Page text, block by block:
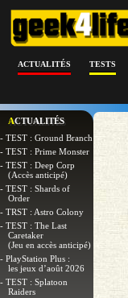
ACTUALITÉS TESTS
ACTUALITÉS
- TEST : Ground Branch
- TEST : Prime Monster
- TEST : Deep Corp
(Accès anticipé)
- TEST : Shards of
Order
- TRST : Astro Colony
- TEST : The Last
Caretaker
(Jeu en accès anticipé)
- PlayStation Plus :
les jeux d’août 2026
- TEST : Splatoon
Raiders